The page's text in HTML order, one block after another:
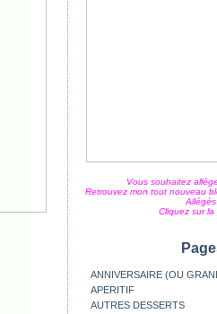
Vous souhaitez
Retrouvez mon tout nouveau
Cliquez sur
ANNIVERSAIRE (OU
APERITIF
AUTRES DESSERTS